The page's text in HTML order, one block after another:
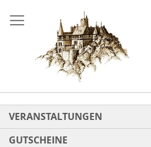
zum
Inhalt
VERANSTALTUNGEN
GUTSCHEINE